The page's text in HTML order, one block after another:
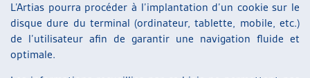
L’Artias pourra procéder à l’implantation d’un cookie sur le
disque dure du terminal (ordinateur, tablette, mobile, etc.)
de l’utilisateur afin de garantir une navigation fluide et
optimale.